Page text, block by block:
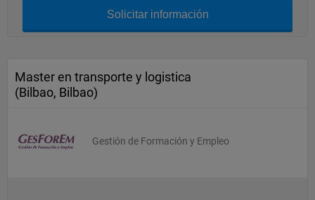
Solicitar información
Master en transporte y logistica
(Bilbao, Bilbao)
Gestión de Formación y Empleo